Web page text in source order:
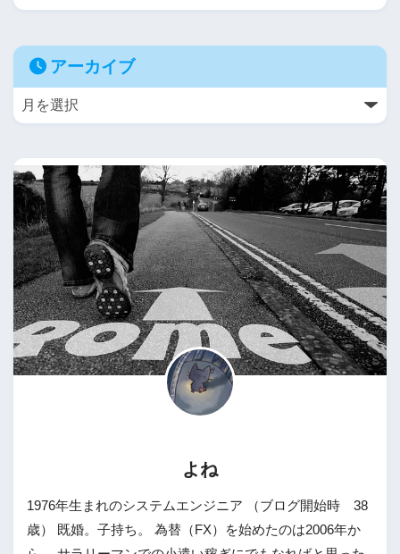
アーカイブ
よね
1976年生まれのシステムエンジニア （ブログ開始時 38
歳） 既婚。子持ち。 為替（FX）を始めたのは2006年か